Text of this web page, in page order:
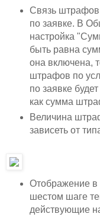
Связь
по заявке. В
настройка
быть равна
она включена,
штрафов по
по заявке
как сумма
Величина
зависеть от
Отображение в
шестом шаге
действующие